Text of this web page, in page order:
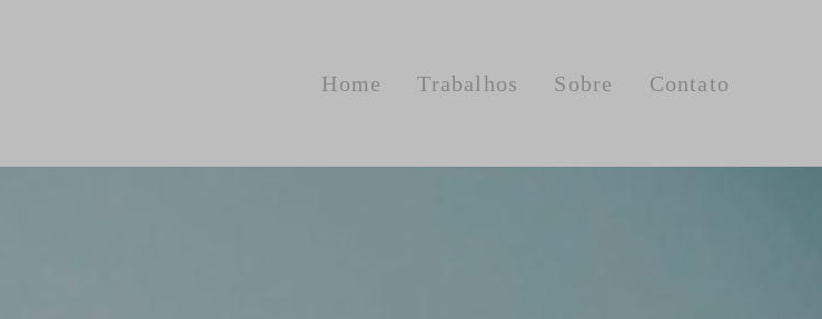
Home Trabalhos Sobre Contato